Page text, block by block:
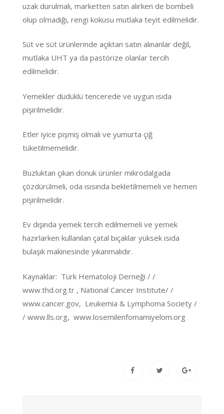
uzak durulmalı, marketten satın alırken de bombeli
olup olmadığı, rengi kokusu mutlaka teyit edilmelidir.
Süt ve süt ürünlerinde açıktan satın alınanlar değil,
mutlaka UHT ya da pastörize olanlar tercih
edilmelidir.
Yemekler düdüklü tencerede ve uygun ısıda
pişirilmelidir.
Etler iyice pişmiş olmalı ve yumurta çiğ
tüketilmemelidir.
Buzluktan çıkan donuk ürünler mikrodalgada
çözdürülmeli, oda ısısında bekletilmemeli ve hemen
pişirilmelidir.
Ev dışında yemek tercih edilmemeli ve yemek
hazırlarken kullanılan çatal bıçaklar yüksek ısıda
bulaşık makinesinde yıkanmalıdır.
Kaynaklar: Türk Hematoloji Derneği / /
www.thd.org.tr , National Cancer Institute/ /
www.cancer.gov, Leukemia & Lymphoma Society /
/ www.lls.org, www.losemilenfomamiyelom.org